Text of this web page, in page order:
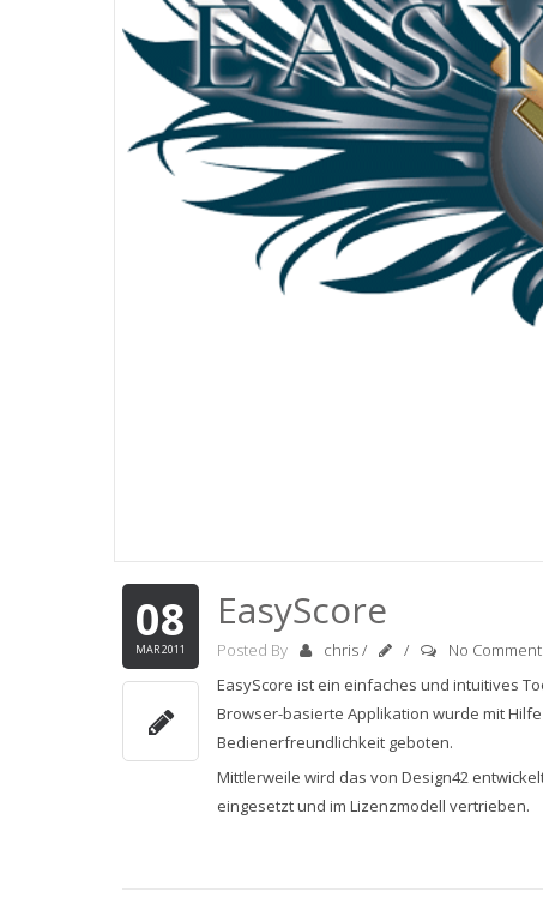
08
MAR 2011
EasyScore
Posted By chris/ /
No
EasyScore ist ein einfaches und intuitives
Browser-basierte Applikation wurde mit
Bedienerfreundlichkeit geboten.
Mittlerweile wird das von Design42
eingesetzt und im Lizenzmodell vertrieben.